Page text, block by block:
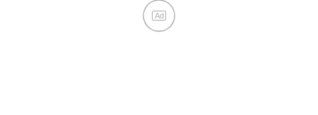
Ad